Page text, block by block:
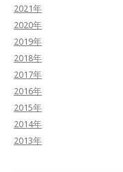
2021年
2020年
2019年
2018年
2017年
2016年
2015年
2014年
2013年